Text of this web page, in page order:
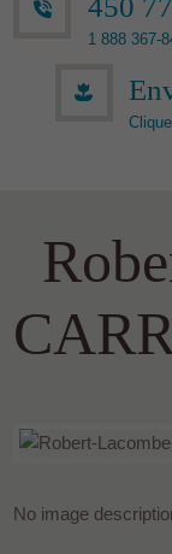
450
1 888 367-
No image